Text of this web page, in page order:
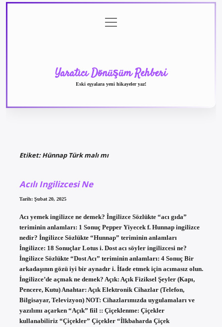
menüyü
aç
Yaratıcı Dönüşüm Rehberi
Eski eşyalara yeni hikayeler yaz!
Etiket:Hünnap Türk malı mı
Acılı Ingilizcesi Ne
Tarih: Şubat 20, 2025
Acı yemek ingilizce ne demek? İngilizce Sözlükte “acı gıda”
teriminin anlamları: 1 Sonuç Pepper Yiyecek f. Hunnap ingilizce
nedir? İngilizce Sözlükte “Hunnap” teriminin anlamları
İngilizce: 18 Sonuçlar Lotus i. Dost acı söyler ingilizcesi ne?
İngilizce Sözlükte “Dost Acı” teriminin anlamları: 4 Sonuç Bir
arkadaşının gözü iyi bir aynadır i. İfade etmek için acımasız olun.
İngilizce’de açmak ne demek? Açık: Açık Fiziksel Şeyler (Kapı,
Pencere, Kutu) Anahtar: Açık Elektronik Cihazlar (Telefon,
Bilgisayar, Televizyon) NOT: Cihazlarımızda uygulamaları ve
yazılımı açarken “Açık” fiil :: Çiçeklenme: Çiçekler
kullanabiliriz “Çiçekler” Çiçekler “İlkbaharda Çiçek